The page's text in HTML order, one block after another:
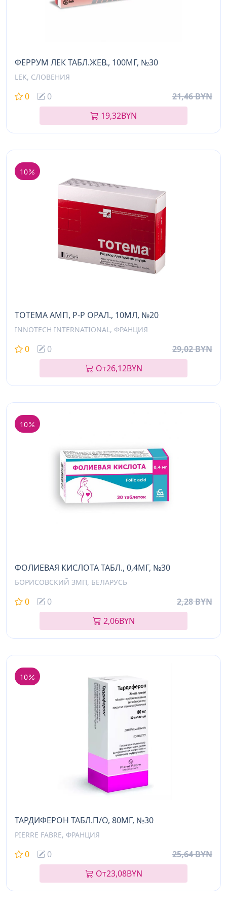
ФЕРРУМ ЛЕК ТАБЛ.ЖЕВ., 100МГ, №30
LEK, СЛОВЕНИЯ
0 0
21,46 BYN
19,32BYN
10
ТОТЕМА АМП, Р-Р ОРАЛ., 10МЛ, №20
INNOTECH INTERNATIONAL, ФРАНЦИЯ
0 0
29,02 BYN
От26,12BYN
10
ФОЛИЕВАЯ КИСЛОТА ТАБЛ., 0,4МГ, №30
БОРИСОВСКИЙ ЗМП, БЕЛАРУСЬ
0 0
2,28 BYN
2,06BYN
10
ТАРДИФЕРОН ТАБЛ.П/О, 80МГ, №30
PIERRE FABRE, ФРАНЦИЯ
0 0
25,64 BYN
От23,08BYN